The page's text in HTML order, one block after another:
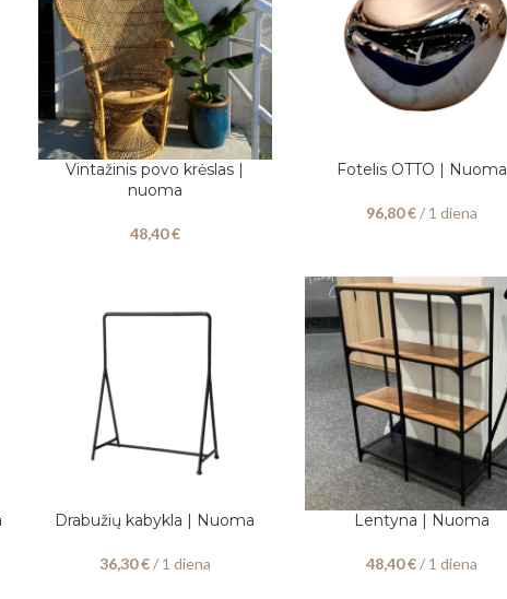
Į KREPŠELĮ
Vintažinis povo krėslas |
nuoma
48,40€
PASIRINKITE DATAS
Fotelis OTTO | Nuoma
96,80€/ 1 diena
PASIRINKITE DATAS
Drabužių kabykla | Nuoma
36,30€/ 1 diena
PASIRINKITE DATAS
Lentyna | Nuoma
48,40€/ 1 diena